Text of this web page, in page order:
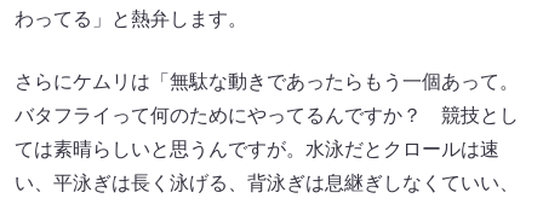
わってる」と熱弁します。
さらにケムリは「無駄な動きであったらもう一個あって。
バタフライって何のためにやってるんですか？ 競技とし
ては素晴らしいと思うんですが。水泳だとクロールは速
い、平泳ぎは長く泳げる、背泳ぎは息継ぎしなくていい、